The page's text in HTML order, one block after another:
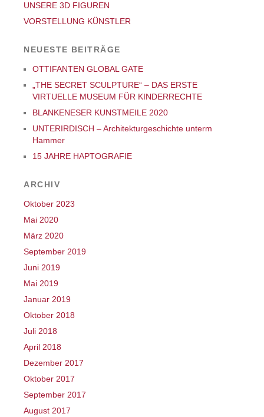
UNSERE 3D FIGUREN
VORSTELLUNG KÜNSTLER
NEUESTE BEITRÄGE
OTTIFANTEN GLOBAL GATE
„THE SECRET SCULPTURE“ – DAS ERSTE
VIRTUELLE MUSEUM FÜR KINDERRECHTE
BLANKENESER KUNSTMEILE 2020
UNTERIRDISCH – Architekturgeschichte unterm
Hammer
15 JAHRE HAPTOGRAFIE
ARCHIV
Oktober 2023
Mai 2020
März 2020
September 2019
Juni 2019
Mai 2019
Januar 2019
Oktober 2018
Juli 2018
April 2018
Dezember 2017
Oktober 2017
September 2017
August 2017